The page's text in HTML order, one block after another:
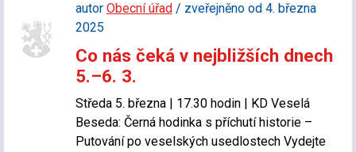
autor Obecní úřad/ zveřejněno od 4. března
2025
Co nás čeká v nejbližších dnech
5.–6. 3.
Středa 5. března | 17.30 hodin | KD Veselá
Beseda: Černá hodinka s příchutí historie –
Putování po veselských usedlostech Vydejte